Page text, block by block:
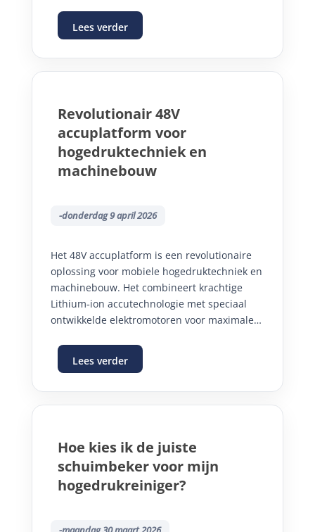
complete, accu-aangedreven
reinigingsoplossing voor het efficiënt
Lees verder
Revolutionair 48V
accuplatform voor
hogedruktechniek en
machinebouw
-donderdag 9 april 2026
Het 48V accuplatform is een revolutionaire
oplossing voor mobiele hogedruktechniek en
machinebouw. Het combineert krachtige
Lithium‑ion accutechnologie met speciaal
ontwikkelde elektromotoren voor maximale
koppelbare ontwerp is het platform flexibel
inzetbaar voor uiteenlopende toepassingen.
extreem stil en volledig emissievrij, ideaal
voor moderne en duurzame
werkomgevingen.
Lees verder
Hoe kies ik de juiste
schuimbeker voor mijn
hogedrukreiniger?